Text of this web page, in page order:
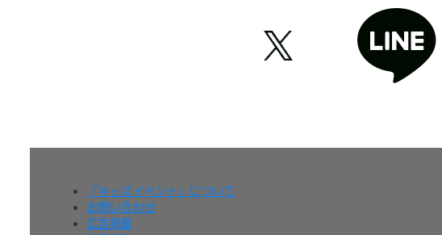
『キッズイベント』について
お問い合わせ
広告掲載